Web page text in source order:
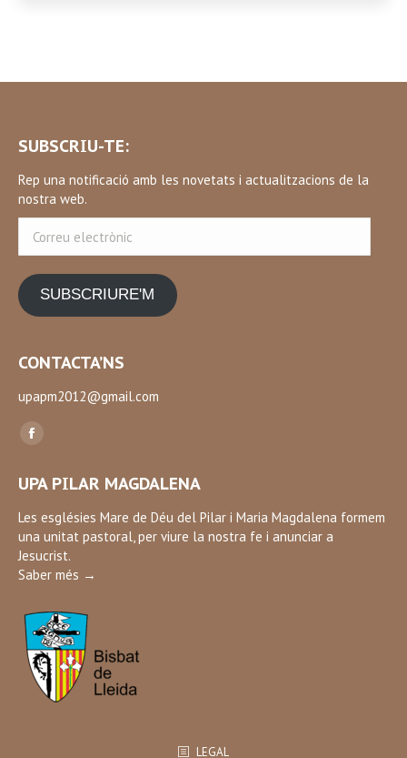
SUBSCRIU-TE:
Rep una notificació amb les novetats i actualitzacions de la
nostra web.
electrònic
SUBSCRIURE'M
CONTACTA’NS
upapm2012@gmail.com
Find us on:
Facebook
opens
in
new
window
UPA PILAR MAGDALENA
Les esglésies Mare de Déu del Pilar i Maria Magdalena formem
una unitat pastoral, per viure la nostra fe i anunciar a
Jesucrist.
Saber més →
LEGAL